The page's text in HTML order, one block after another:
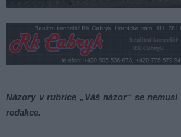
Názory v rubrice „Váš názor“ se
redakce.